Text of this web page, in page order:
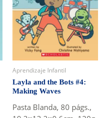
Aprendizaje Infantil
Layla and the Bots #4:
Making Waves
Pasta Blanda, 80 págs.,